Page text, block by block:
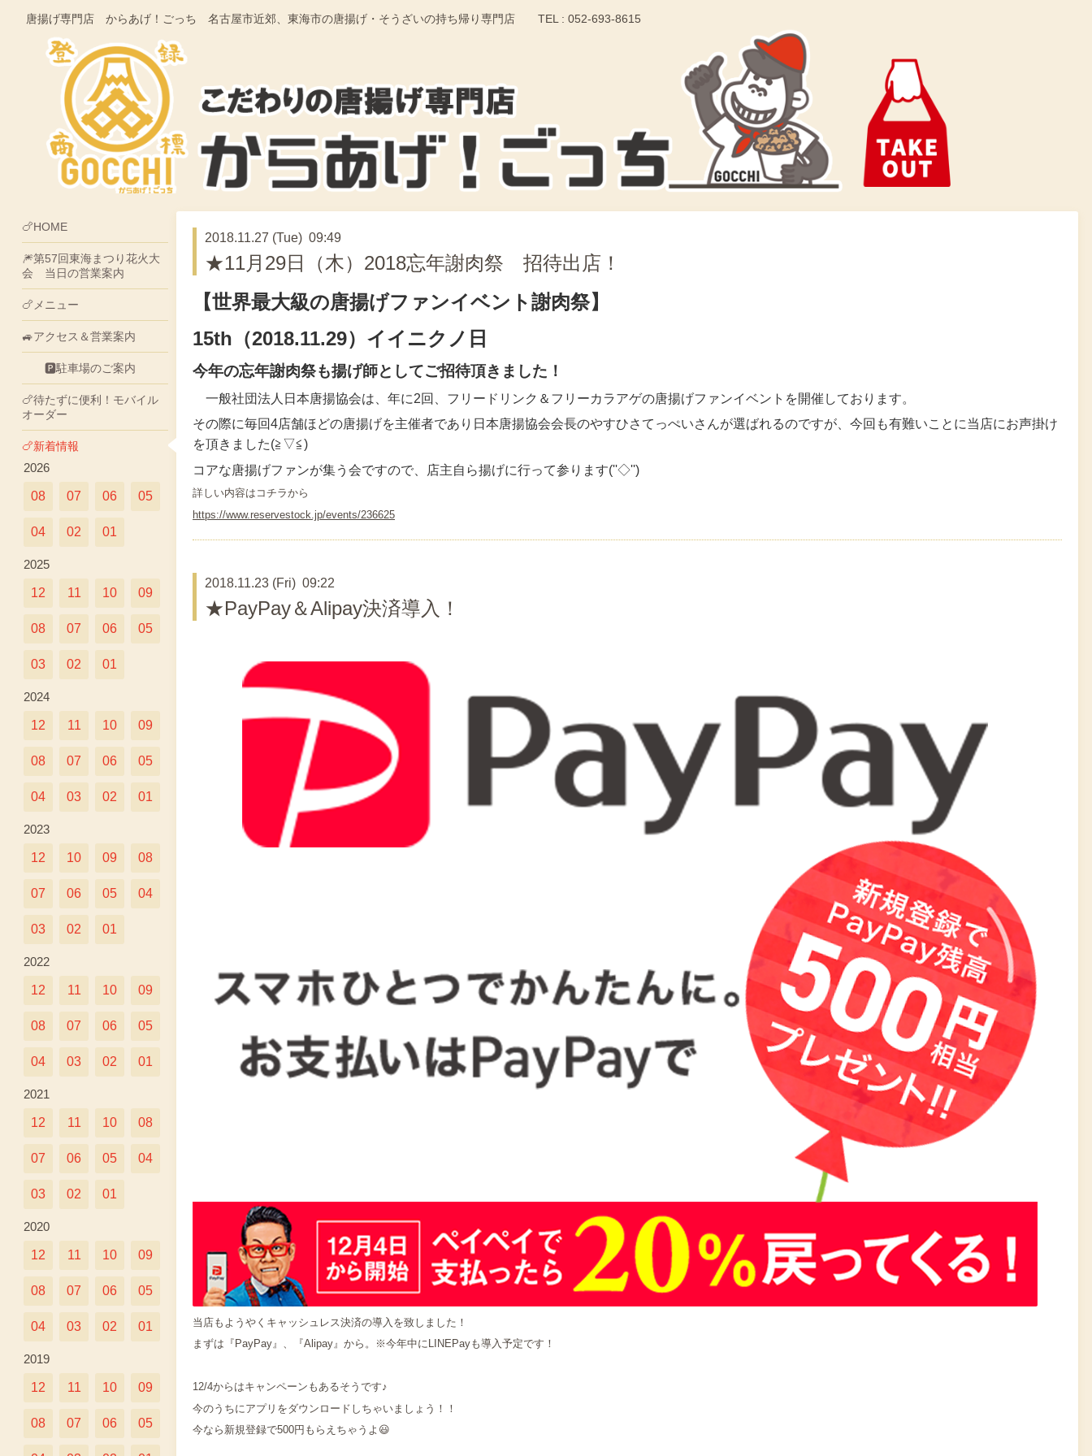
唐揚げ専門店 からあげ！ごっち 名古屋市近郊、東海市の唐揚げ・そうざいの持ち帰り専門店 TEL : 052-693-8615
2018.11.27 (Tue) 09:49
★11月29日（木）2018忘年謝肉祭 招待出店！
【世界最大級の唐揚げファンイベント謝肉祭】
15th（2018.11.29）イイニクノ日
今年の忘年謝肉祭も揚げ師としてご招待頂きました！
一般社団法人日本唐揚協会は、 年に2回、フリードリンク＆フリーカラアゲの唐揚げファンイベントを開催しております。
その際に毎回4店舗ほどの唐揚げを主催者であり日本唐揚協会会長のやすひさてっぺいさんが選ばれるのですが、今回も有難いことに当店にお声掛け
を頂きました(≧▽≦)
コアな唐揚げファンが集う会ですので、店主自ら揚げに行って参ります(''◇'')ゞ
詳しい内容はコチラから
https://www.reservestock.jp/events/236625
2018.11.23 (Fri) 09:22
★PayPay＆Alipay決済導入！
当店もようやくキャッシュレス決済の導入を致しました！
まずは『PayPay』、『Alipay』から。※今年中にLINEPayも導入予定です！
12/4からはキャンペーンもあるそうです♪
今のうちにアプリをダウンロードしちゃいましょう！！
今なら新規登録で500円もらえちゃうよ😃
🍗HOME
🎆第57回東海まつり花火大
会 当日の営業案内
🍗メニュー
🚙アクセス＆営業案内
🅿駐車場のご案内
🍗待たずに便利！モバイル
オーダー
🍗新着情報
2026
08 07 06 05
04 02 01
2025
12 11 10 09
08 07 06 05
03 02 01
2024
12 11 10 09
08 07 06 05
04 03 02 01
2023
12 10 09 08
07 06 05 04
03 02 01
2022
12 11 10 09
08 07 06 05
04 03 02 01
2021
12 11 10 08
07 06 05 04
03 02 01
2020
12 11 10 09
08 07 06 05
04 03 02 01
2019
12 11 10 09
08 07 06 05